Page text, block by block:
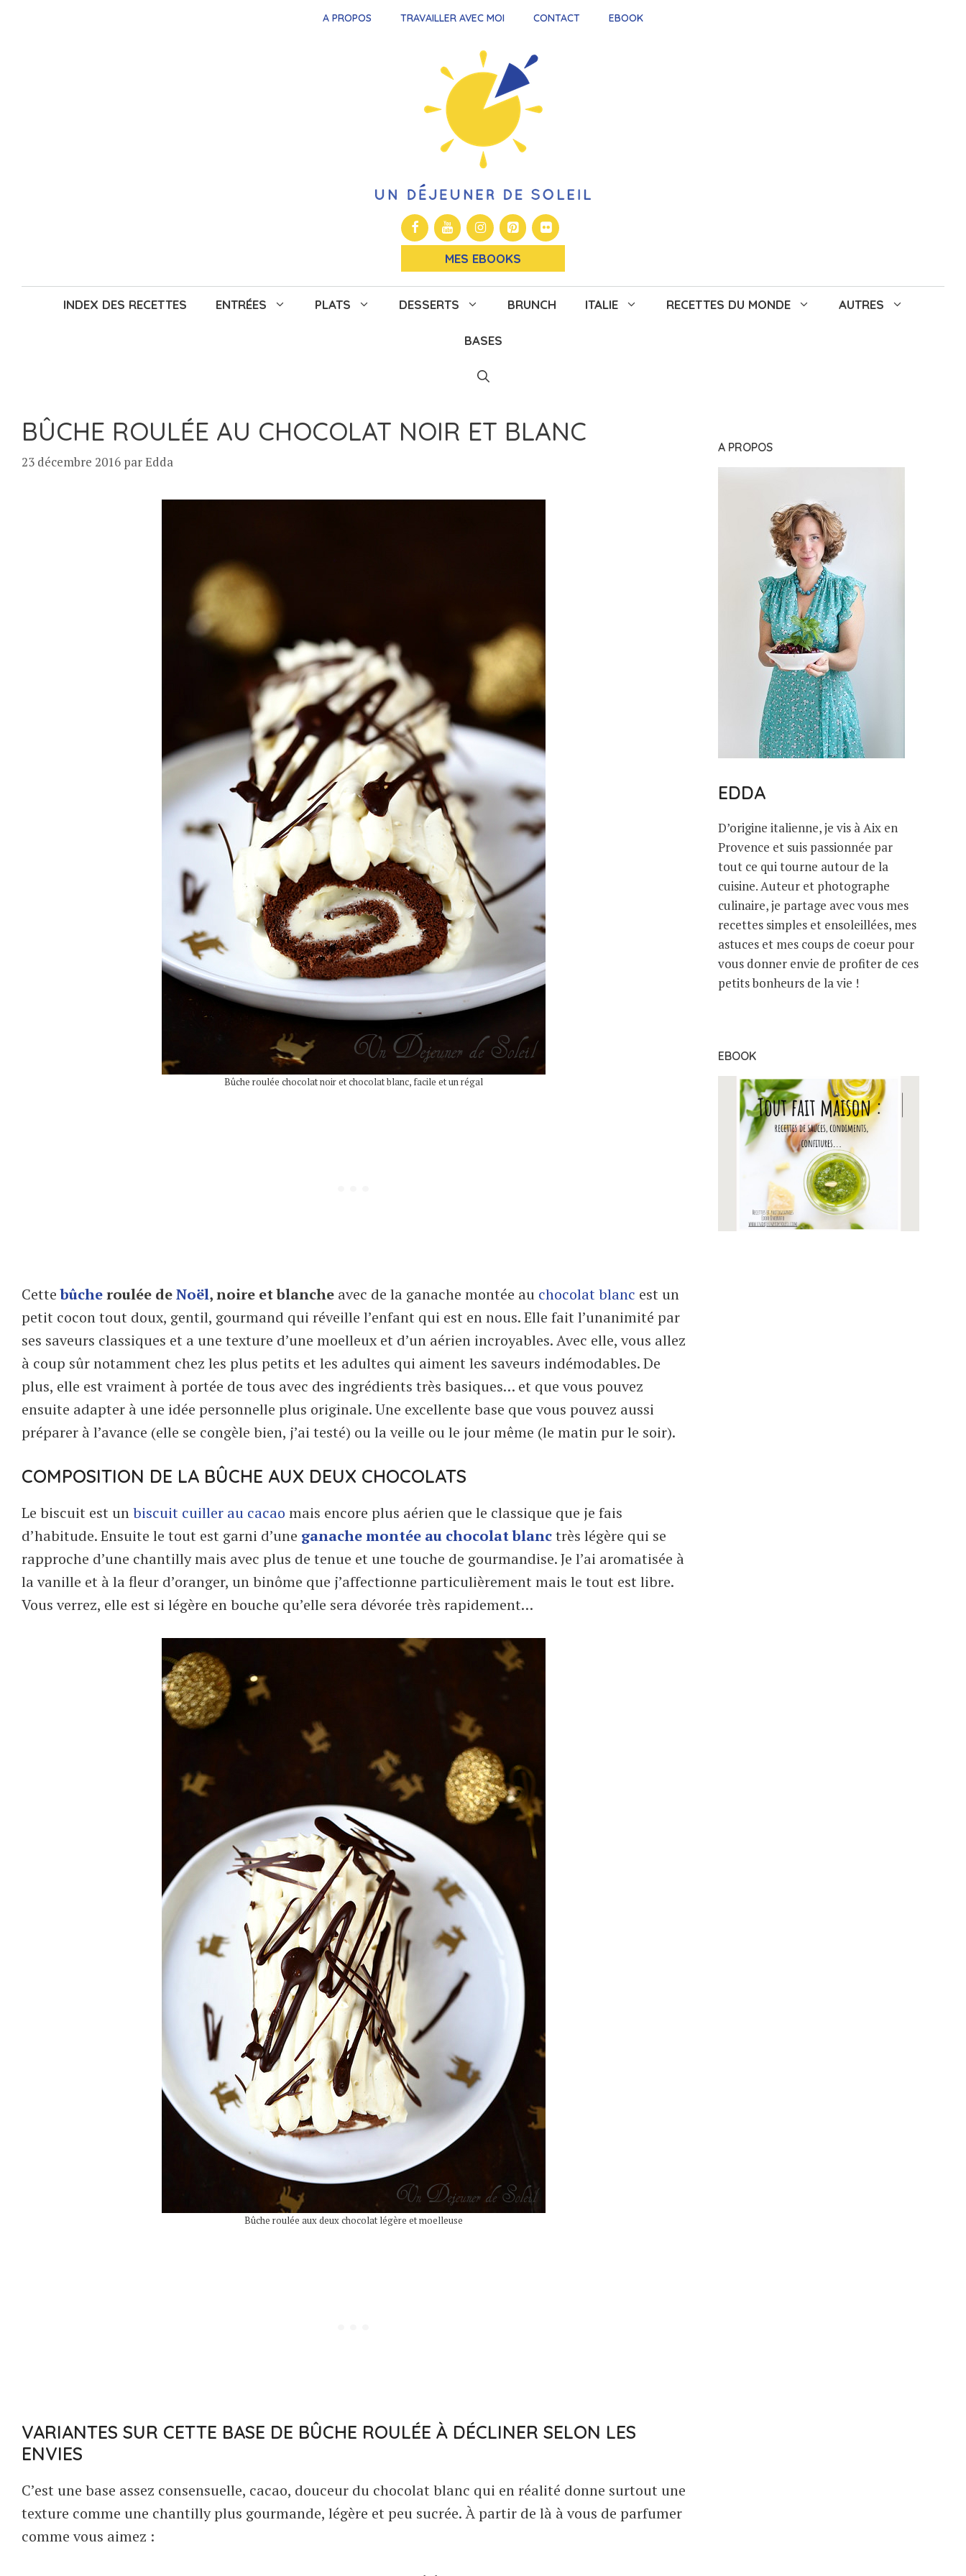
A PROPOS TRAVAILLER AVEC MOI CONTACT EBOOK
MES EBOOKS
INDEX DES RECETTES ENTRÉES PLATS DESSERTS BRUNCH ITALIE RECETTES DU MONDE AUTRES
BASES
BÛCHE ROULÉE AU CHOCOLAT NOIR ET BLANC
23 décembre 2016 parEdda
Bûche roulée chocolat noir et chocolat blanc, facile et un régal
Cettebûcheroulée deNoël, noire et blanche avec de la ganache montée au chocolat blanc est un
petit cocon tout doux, gentil, gourmand qui réveille l’enfant qui est en nous. Elle fait l’unanimité par
ses saveurs classiques et a une texture d’une moelleux et d’un aérien incroyables. Avec elle, vous allez
à coup sûr notamment chez les plus petits et les adultes qui aiment les saveurs indémodables. De
plus, elle est vraiment à portée de tous avec des ingrédients très basiques… et que vous pouvez
ensuite adapter à une idée personnelle plus originale. Une excellente base que vous pouvez aussi
préparer à l’avance (elle se congèle bien, j’ai testé) ou la veille ou le jour même (le matin pur le soir).
COMPOSITION DE LA BÛCHE AUX DEUX CHOCOLATS
Le biscuit est unbiscuit cuiller au cacao mais encore plus aérien que le classique que je fais
d’habitude. Ensuite le tout est garni d’une ganache montée au chocolat blanctrès légère qui se
rapproche d’une chantilly mais avec plus de tenue et une touche de gourmandise. Je l’ai aromatisée à
la vanille et à la fleur d’oranger, un binôme que j’affectionne particulièrement mais le tout est libre.
Vous verrez, elle est si légère en bouche qu’elle sera dévorée très rapidement…
Bûche roulée aux deux chocolat légère et moelleuse
VARIANTES SUR CETTE BASE DE BÛCHE ROULÉE À DÉCLINER SELON LES
ENVIES
C’est une base assez consensuelle, cacao, douceur du chocolat blanc qui en réalité donne surtout une
texture comme une chantilly plus gourmande, légère et peu sucrée. À partir de là à vous de parfumer
comme vous aimez :
A PROPOS
EDDA
D’origine italienne, je vis à Aix en
Provence et suis passionnée par
tout ce qui tourne autour de la
cuisine. Auteur et photographe
culinaire, je partage avec vous mes
recettes simples et ensoleillées, mes
astuces et mes coups de coeur pour
vous donner envie de profiter de ces
petits bonheurs de la vie !
EBOOK